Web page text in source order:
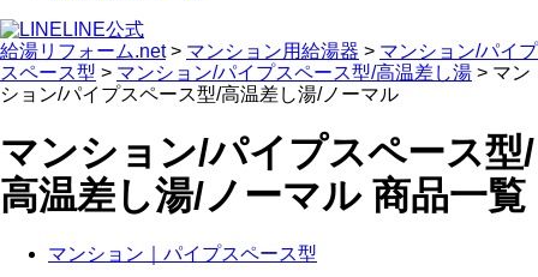
LINE公式
給湯リフォーム.net> マンション用給湯器 > マンション/パイプ
スペース型 > マンション/パイプスペース型/高温差し湯 > マン
ション/パイプスペース型/高温差し湯/ノーマル
マンション/パイプスペース型/
高温差し湯/ノーマル 商品一覧
マンション｜パイプスペース型